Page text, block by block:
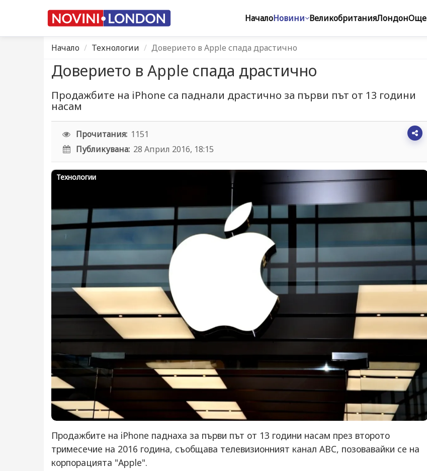
НачалоНовини ВеликобританияЛондонОще
Начало Технологии Доверието в Apple спада драстично
Доверието в Apple спада драстично
Продажбите на iPhone са паднали драстично за първи път от 13 години
насам
Прочитания: 1151
Публикувана: 28 Април 2016, 18:15
Технологии
Продажбите на iPhone паднаха за първи път от 13 години насам през второто
тримесечие на 2016 година, съобщава телевизионният канал ABC, позовавайки се на
корпорацията "Apple".